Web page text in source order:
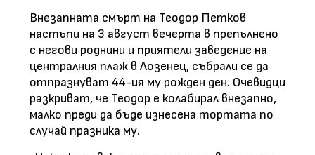
Внезапната смърт на Теодор Петков
настъпи на 3 август вечерта в препълнено
с негови роднини и приятели заведение на
централния плаж в Лозенец, събрали се да
отпразнуват 44-ия му рожден ден. Очевидци
разкриват, че Теодор е колабирал внезапно,
малко преди да бъде изнесена тортата по
случай празника му.